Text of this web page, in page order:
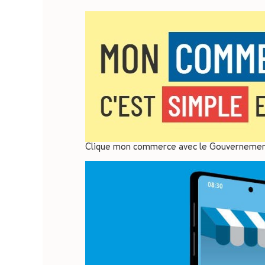
Clique mon commerce avec le